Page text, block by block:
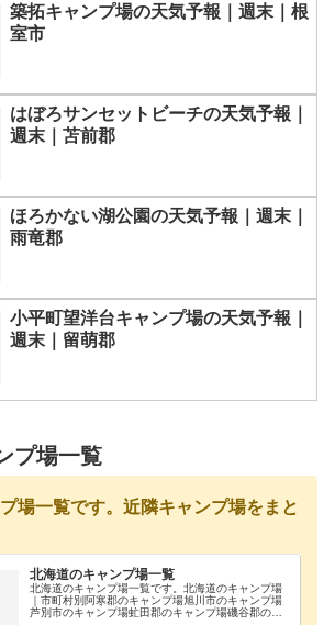
築拓キャンプ場の天気予報｜週末｜根
室市
はぼろサンセットビーチの天気予報｜
週末｜苫前郡
ほろかない湖公園の天気予報｜週末｜
雨竜郡
小平町望洋台キャンプ場の天気予報｜
週末｜留萌郡
プ場一覧
場一覧です。近隣キャンプ場をまと
北海道のキャンプ場一覧
北海道のキャンプ場一覧です。北海道のキャンプ場
｜市町村別阿寒郡のキャンプ場旭川市のキャンプ場
芦別市のキャンプ場虻田郡のキャンプ場磯谷郡のキ